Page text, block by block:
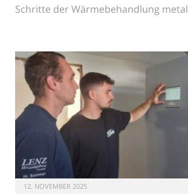
Schritte der Wärmebehandlung
12. NOVEMBER 2025